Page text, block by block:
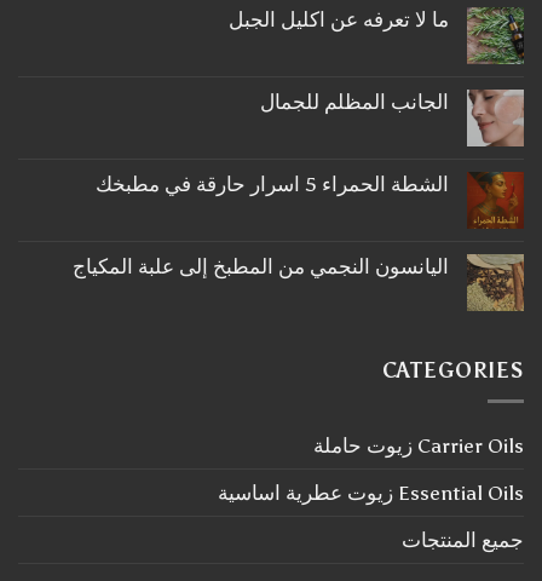
ما لا تعرفه عن اكليل الجبل
على
ما
اكليل
الجبل
الجانب المظلم للجمال
على
الجانب
الشطة الحمراء 5 اسرار حارقة في مطبخك
على
الشطة
في
مطبخك
اليانسون النجمي من المطبخ إلى علبة المكياج
اليانسون
النجمي
علبة
المكياج
CATEGORIES
Carrier Oils زيوت حاملة
Essential Oils زيوت عطرية اساسية
جميع المنتجات